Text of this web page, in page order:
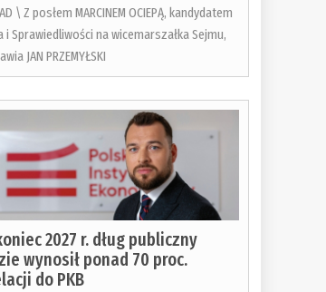
\ Z posłem MARCINEM OCIEPĄ, kandydatem
i Sprawiedliwości na wicemarszałka Sejmu,
JAN PRZEMYŁSKI
2027 r. dług publiczny
wynosił ponad 70 proc.
do PKB